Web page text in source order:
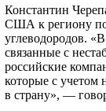
Константин
США к региону
углеводородов.
связанные с
российские
которые с учетом
в страну», —